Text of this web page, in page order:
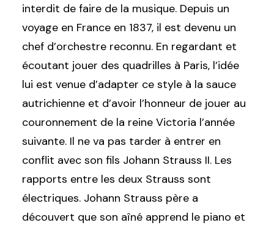
interdit de faire de la musique. Depuis un
voyage en France en 1837, il est devenu un
chef d’orchestre reconnu. En regardant et
écoutant jouer des quadrilles à Paris, l’idée
lui est venue d’adapter ce style à la sauce
autrichienne et d’avoir l’honneur de jouer au
couronnement de la reine Victoria l’année
suivante. Il ne va pas tarder à entrer en
conflit avec son fils Johann Strauss II. Les
rapports entre les deux Strauss sont
électriques. Johann Strauss père a
découvert que son aîné apprend le piano et